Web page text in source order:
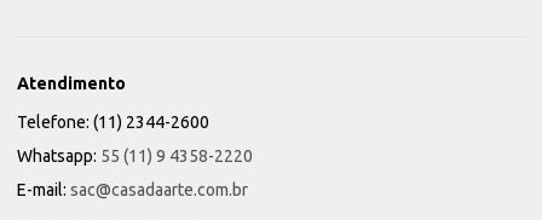
Atendimento
Telefone: (11) 2344-2600
Whatsapp: 55 (11) 9 4358-2220
E-mail: sac@casadaarte.com.br